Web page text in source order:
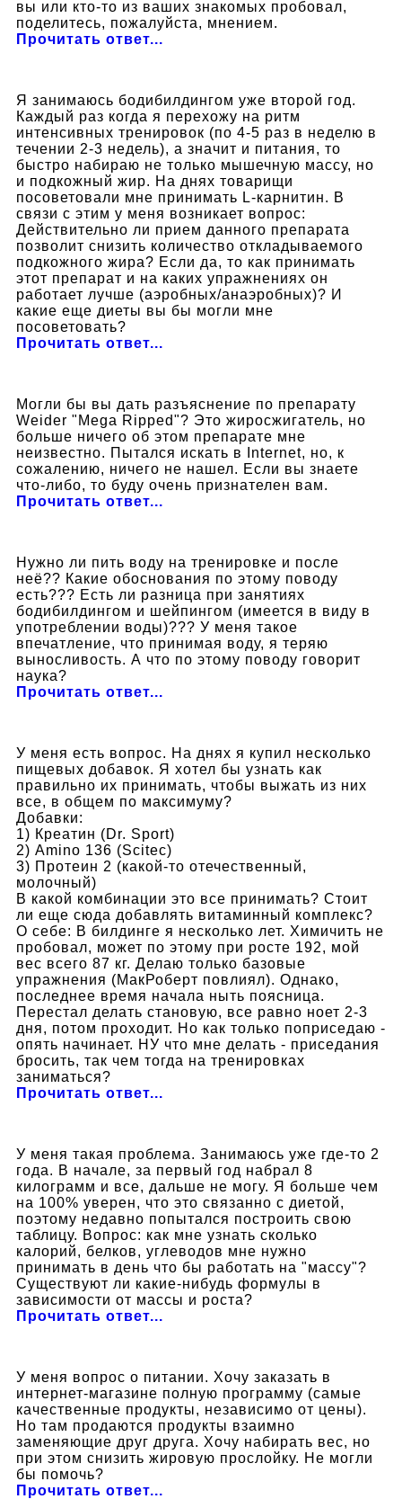
вы или кто-то из ваших знакомых пробовал,
поделитесь, пожалуйста, мнением.
Прочитать ответ...
Я занимаюсь бодибилдингом уже второй год.
Каждый раз когда я перехожу на ритм
интенсивных тренировок (по 4-5 раз в неделю в
течении 2-3 недель), а значит и питания, то
быстро набираю не только мышечную массу, но
и подкожный жир. На днях товарищи
посоветовали мне принимать L-карнитин. В
связи с этим у меня возникает вопрос:
Действительно ли прием данного препарата
позволит снизить количество откладываемого
подкожного жира? Если да, то как принимать
этот препарат и на каких упражнениях он
работает лучше (аэробных/анаэробных)? И
какие еще диеты вы бы могли мне
посоветовать?
Прочитать ответ...
Могли бы вы дать разъяснение по препарату
Weider "Mega Ripped"? Это жиросжигатель, но
больше ничего об этом препарате мне
неизвестно. Пытался искать в Internet, но, к
сожалению, ничего не нашел. Если вы знаете
что-либо, то буду очень признателен вам.
Прочитать ответ...
Нужно ли пить воду на тренировке и после
неё?? Какие обоснования по этому поводу
есть??? Есть ли разница при занятиях
бодибилдингом и шейпингом (имеется в виду в
употреблении воды)??? У меня такое
впечатление, что принимая воду, я теряю
выносливость. А что по этому поводу говорит
наука?
Прочитать ответ...
У меня есть вопрос. На днях я купил несколько
пищевых добавок. Я хотел бы узнать как
правильно их принимать, чтобы выжать из них
все, в общем по максимуму?
Добавки:
1) Креатин (Dr. Sport)
2) Amino 136 (Scitec)
3) Протеин 2 (какой-то отечественный,
молочный)
В какой комбинации это все принимать? Стоит
ли еще сюда добавлять витаминный комплекс?
О себе: В билдинге я несколько лет. Химичить не
пробовал, может по этому при росте 192, мой
вес всего 87 кг. Делаю только базовые
упражнения (МакРоберт повлиял). Однако,
последнее время начала ныть поясница.
Перестал делать становую, все равно ноет 2-3
дня, потом проходит. Но как только поприседаю -
опять начинает. НУ что мне делать - приседания
бросить, так чем тогда на тренировках
заниматься?
Прочитать ответ...
У меня такая проблема. Занимаюсь уже где-то 2
года. В начале, за первый год набрал 8
килограмм и все, дальше не могу. Я больше чем
на 100% уверен, что это связанно с диетой,
поэтому недавно попытался построить свою
таблицу. Вопрос: как мне узнать сколько
калорий, белков, углеводов мне нужно
принимать в день что бы работать на "массу"?
Существуют ли какие-нибудь формулы в
зависимости от массы и роста?
Прочитать ответ...
У меня вопрос о питании. Хочу заказать в
интернет-магазине полную программу (самые
качественные продукты, независимо от цены).
Но там продаются продукты взаимно
заменяющие друг друга. Хочу набирать вес, но
при этом снизить жировую прослойку. Не могли
бы помочь?
Прочитать ответ...